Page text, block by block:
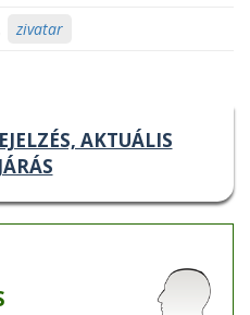
zivatar
AKTUÁLIS